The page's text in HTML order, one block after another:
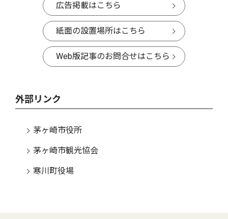
広告掲載はこちら
紙面の設置場所はこちら
Web版記事のお問合せはこちら
外部リンク
茅ヶ崎市役所
茅ヶ崎市観光協会
寒川町役場